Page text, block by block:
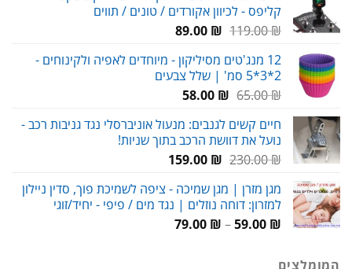
80.00 ₪.
59.00 ₪.
קליפס - לכיוון אקורדים / טונים / תווים
119.00₪
המחיר
היה:
119.00 ₪.
89.00 ₪
המחיר
הוא:
89.00 ₪.
12 מנג'טים מסיליקון - מיוחדים לאפיה ולקינוחים -
2*3*5 סמ' | שלל צבעים
65.00₪
המחיר
היה:
65.00 ₪.
58.00 ₪
המחיר
הוא:
58.00 ₪.
חיים קשים לגנבים: מנעול אוניברסלי נגד גניבות רכב -
נועל את דוושת הרכב בתוך שניות!
230.00₪
המחיר
היה:
230.00 ₪.
159.00 ₪
המחיר
הוא:
159.00 ₪.
מגן מזרן | מגן שמיכה - ציפה לשמיכת פוך, סדין ניילון
למזרון: דוחה נוזלים | נגד מים / פיפי - יחיד/זוגי
59.00 ₪
–
79.00 ₪
טווח
המומלצים